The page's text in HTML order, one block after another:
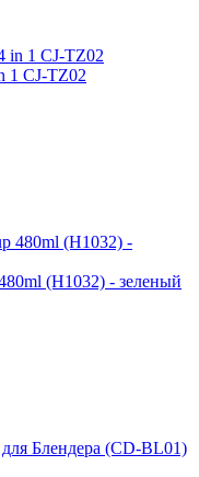
1 CJ-TZ02
(H1032) - зеленый